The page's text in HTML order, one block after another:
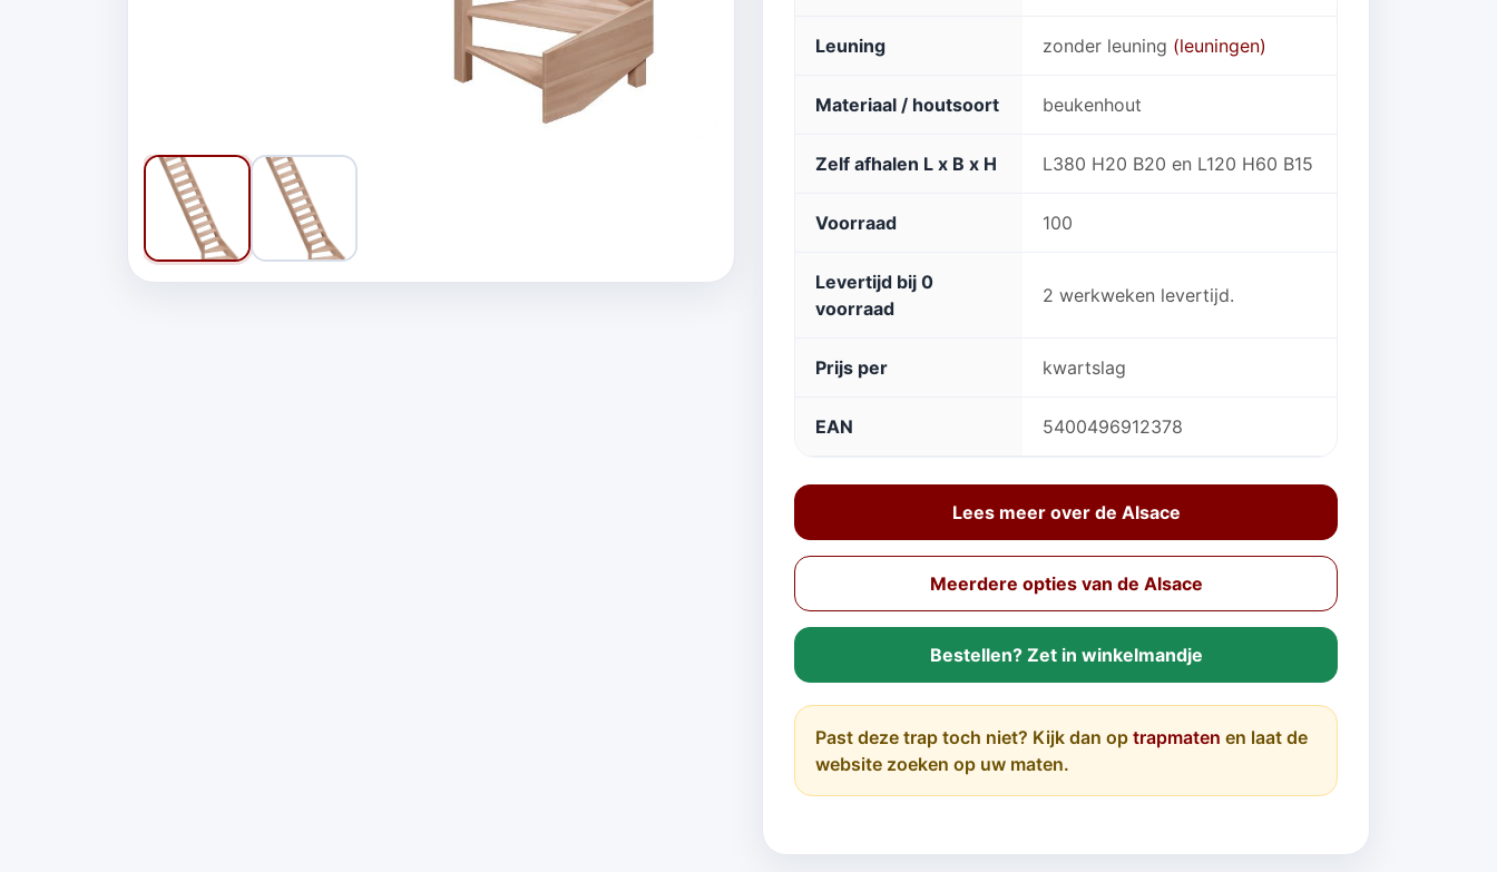
Leuning zonder leuning (leuningen)
Materiaal / houtsoort beukenhout
Zelf afhalen L x B x H L380 H20 B20 en L120 H60 B15
Voorraad 100
Levertijd bij 0
voorraad
2 werkweken levertijd.
Prijs per kwartslag
EAN 5400496912378
Lees meer over de Alsace
Meerdere opties van de Alsace
Bestellen? Zet in winkelmandje
Past deze trap toch niet? Kijk dan op trapmaten en laat de
website zoeken op uw maten.